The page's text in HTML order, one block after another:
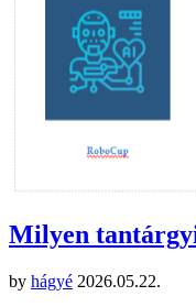
Milyen
by hágyé 2026.05.22.